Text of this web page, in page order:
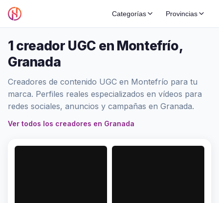
Categorías Provincias
1 creador UGC en Montefrío,
Granada
Creadores de contenido UGC en Montefrío para tu
marca. Perfiles reales especializados en vídeos para
redes sociales, anuncios y campañas en Granada.
Ver todos los creadores en Granada